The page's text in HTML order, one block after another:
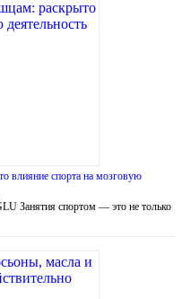
влияние спорта на мозговую
Занятия спортом — это не только